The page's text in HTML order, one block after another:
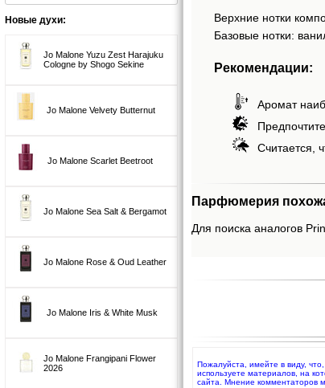
Новые духи:
Jo Malone Yuzu Zest Harajuku
Cologne by Shogo Sekine
Jo Malone Velvety Butternut
Jo Malone Scarlet Beetroot
Jo Malone Sea Salt & Bergamot
Jo Malone Rose & Oud Leather
Jo Malone Iris & White Musk
Jo Malone Frangipani Flower
2026
Верхние нотки
Базовые нотки:
Рекомендации:
Аромат
Считается,
Парфюмерия
Для поиска аналогов
Пожалуйста, имейте в виду,
используете материалов, на
сайта. Мнение комментаторов